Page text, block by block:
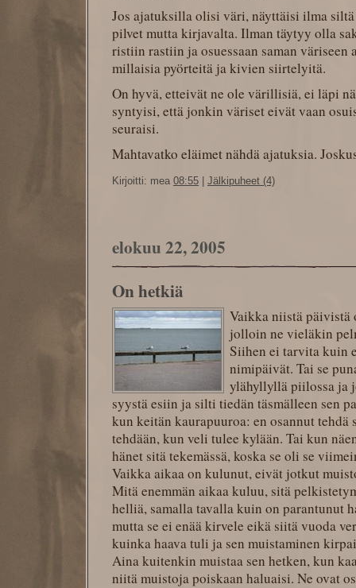
Jos ajatuksilla olisi väri, näyttäisi ilma
pilvet mutta kirjavalta. Ilman täytyy olla
ristiin rastiin ja osuessaan saman väriseen
millaisia pyörteitä ja kivien siirtelyitä.
On hyvä, etteivät ne ole värillisiä, ei läpi
syntyisi, että jonkin väriset eivät vaan
seuraisi.
Mahtavatko eläimet nähdä ajatuksia.
Kirjoitti: mea 08:55 | Jälkipuheet (4)
elokuu 22, 2005
On hetkiä
Vaikka niistä päivistä
jolloin ne vieläkin
Siihen ei tarvita kuin
nimipäivät. Tai se
ylähyllyllä piilossa ja
syystä esiin ja silti tiedän täsmälleen sen
kun keitän kaurapuuroa: en osannut
tehdään, kun veli tulee kylään. Tai kun
hänet sitä tekemässä, koska se oli se
Vaikka aikaa on kulunut, eivät jotkut
Mitä enemmän aikaa kuluu, sitä
helliä, samalla tavalla kuin on parantunut
mutta se ei enää kirvele eikä siitä vuoda
kuinka haava tuli ja sen muistaminen
Aina kuitenkin muistaa sen hetken, kun
niitä muistoja poiskaan haluaisi. Ne ovat